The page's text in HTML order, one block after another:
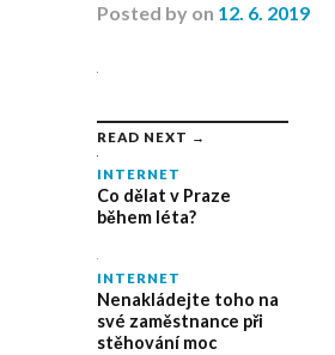
Posted by on 12. 6. 2019
READ NEXT →
INTERNET
Co dělat v Praze
během léta?
INTERNET
Nenakládejte toho na
své zaměstnance při
stěhování moc